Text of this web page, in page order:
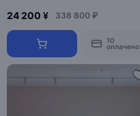
24 200 ¥ 338 800 ₽
10
оплачено